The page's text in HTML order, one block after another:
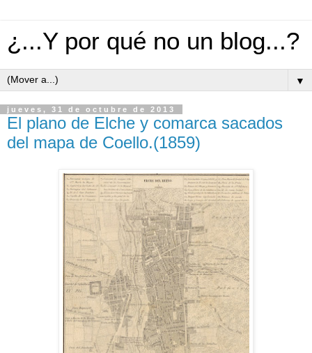
¿...Y por qué no un blog...?
▼
jueves, 31 de octubre de 2013
El plano de Elche y comarca sacados
del mapa de Coello.(1859)